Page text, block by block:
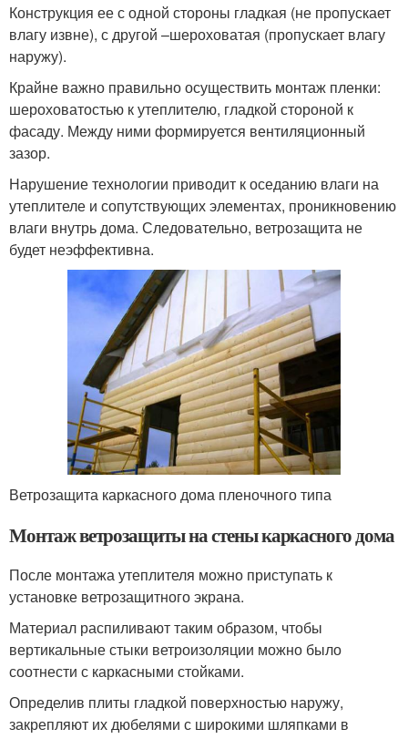
Конструкция ее с одной стороны гладкая (не пропускает
влагу извне), с другой –шероховатая (пропускает влагу
наружу).
Крайне важно правильно осуществить монтаж пленки:
шероховатостью к утеплителю, гладкой стороной к
фасаду. Между ними формируется вентиляционный
зазор.
Нарушение технологии приводит к оседанию влаги на
утеплителе и сопутствующих элементах, проникновению
влаги внутрь дома. Следовательно, ветрозащита не
будет неэффективна.
Ветрозащита каркасного дома пленочного типа
Монтаж ветрозащиты на стены каркасного дома
После монтажа утеплителя можно приступать к
установке ветрозащитного экрана.
Материал распиливают таким образом, чтобы
вертикальные стыки ветроизоляции можно было
соотнести с каркасными стойками.
Определив плиты гладкой поверхностью наружу,
закрепляют их дюбелями с широкими шляпками в